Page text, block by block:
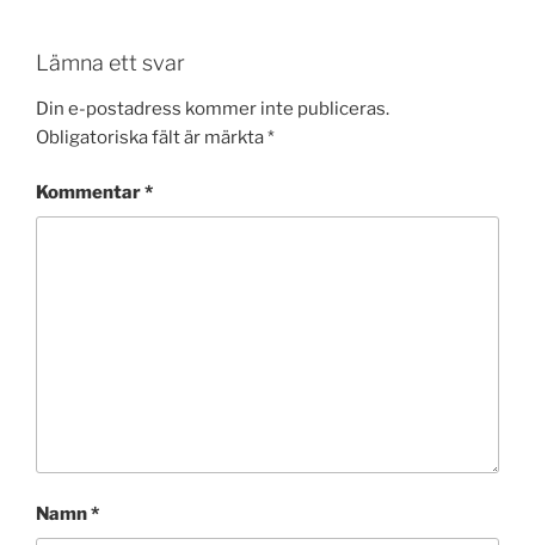
Lämna ett svar
Din e-postadress kommer inte publiceras.
Obligatoriska fält är märkta*
Kommentar*
Namn*